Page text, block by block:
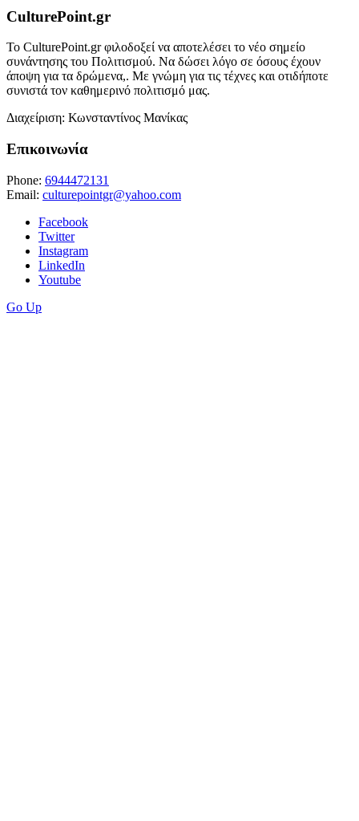
CulturePoint.gr
Το CulturePoint.gr φιλοδοξεί να αποτελέσει το νέο σημείο
συνάντησης του Πολιτισμού. Να δώσει λόγο σε όσους έχουν
άποψη για τα δρώμενα,. Με γνώμη για τις τέχνες και οτιδήποτε
συνιστά τον καθημερινό πολιτισμό μας.
Διαχείριση: Κωνσταντίνος Μανίκας
Επικοινωνία
Phone: 6944472131
Email: culturepointgr@yahoo.com
Facebook
Twitter
Instagram
LinkedIn
Youtube
Go Up